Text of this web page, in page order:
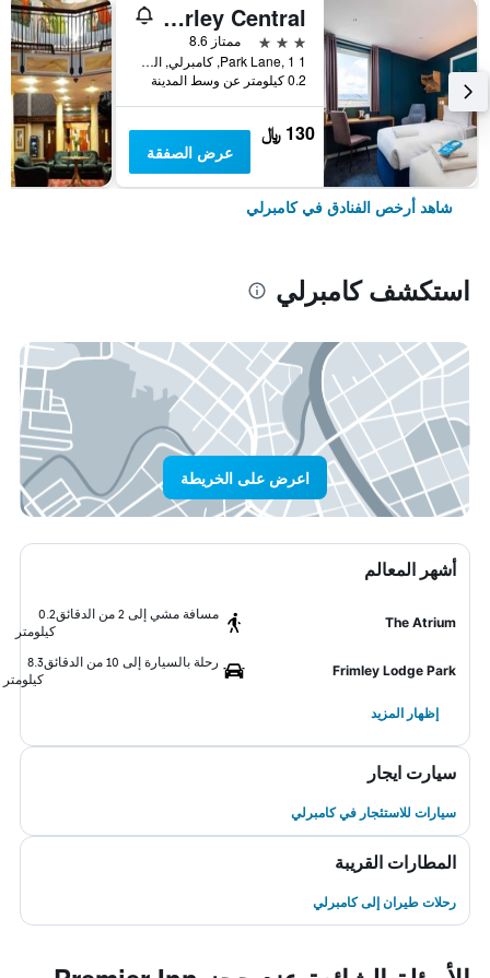
Travelodge Camberley Central
3 نجوم
ممتاز 8.6
1 Park Lane, 1, كامبرلي, المملكة المتحدة
0.2 كيلومتر عن وسط المدينة
130 ﷼
عرض الصفقة
شاهد أرخص الفنادق في كامبرلي
استكشف كامبرلي
اعرض على الخريطة
أشهر المعالم
The Atrium
مسافة مشي إلى 2 من الدقائق
0.2
كيلومتر
Frimley Lodge Park
رحلة بالسيارة إلى 10 من الدقائق
8.3
كيلومتر
إظهار المزيد
سيارت ايجار
سيارات للاستئجار في كامبرلي
المطارات القريبة
رحلات طيران إلى كامبرلي